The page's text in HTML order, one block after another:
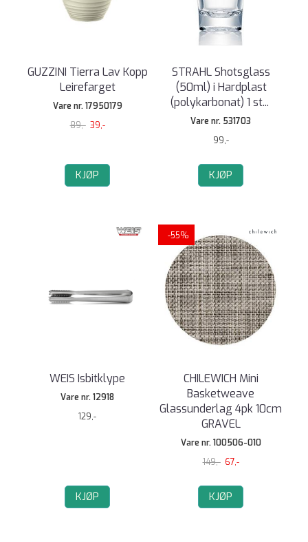
GUZZINI Tierra Lav Kopp
Leirefarget
Vare nr. 17950179
89,- 39,-
KJØP
STRAHL Shotsglass
(50ml) i Hardplast
(polykarbonat) 1 st...
Vare nr. 531703
99,-
KJØP
WEIS Isbitklype
Vare nr. 12918
129,-
KJØP
-55%
CHILEWICH Mini
Basketweave
Glassunderlag 4pk 10cm
GRAVEL
Vare nr. 100506-010
149,- 67,-
KJØP